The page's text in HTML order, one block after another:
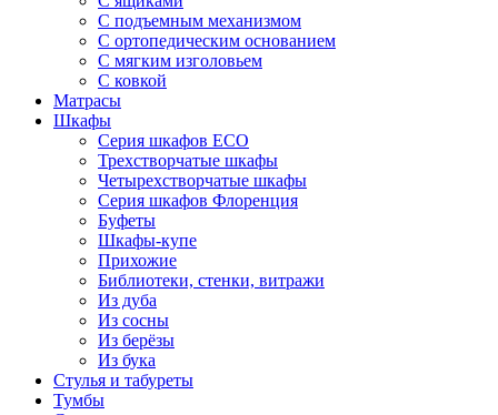
С подъемным механизмом
С ортопедическим основанием
С мягким изголовьем
С ковкой
Матрасы
Шкафы
Серия шкафов ECO
Трехстворчатые шкафы
Четырехстворчатые шкафы
Серия шкафов Флоренция
Буфеты
Шкафы-купе
Прихожие
Библиотеки, стенки, витражи
Из дуба
Из сосны
Из берёзы
Из бука
Стулья и табуреты
Тумбы